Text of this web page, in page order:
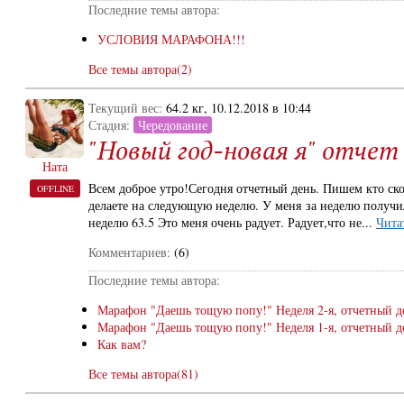
Последние темы автора:
УСЛОВИЯ МАРАФОНА!!!
Все темы автора(2)
Ната
OFFLINE
Текущий вес: 64.2 кг, 10.12.2018 в 10:44
Стадия: Чередование
"Новый год-новая я" отчет
Всем доброе утро!Сегодня отчетный день. Пишем кто
делаете на следующую неделю. У меня за неделю
неделю 63.5 Это меня очень радует. Радует,что не...
Комментариев: (6)
Последние темы автора:
Марафон "Даешь тощую попу!" Неделя 2-я, отчетный
Марафон "Даешь тощую попу!" Неделя 1-я, отчетный
Как вам?
Все темы автора(81)